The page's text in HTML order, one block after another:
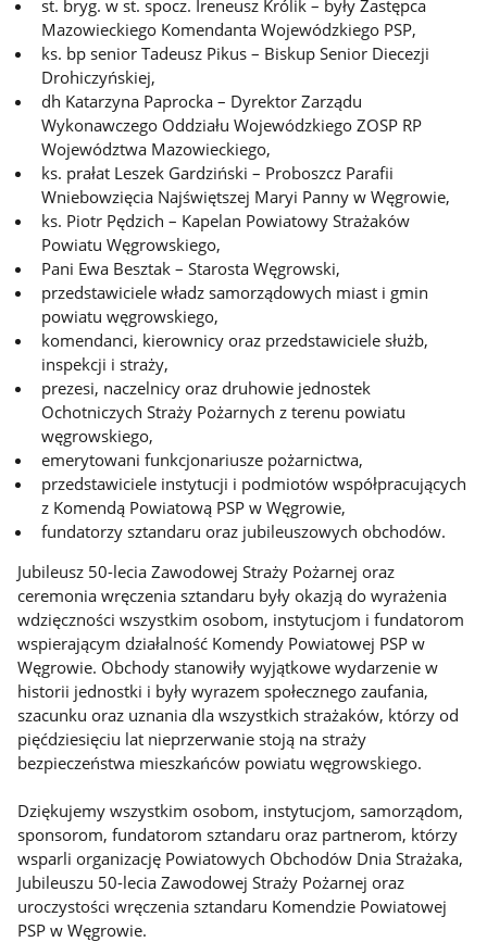
st. bryg. w st. spocz. Ireneusz Królik – były Zastępca
Mazowieckiego Komendanta Wojewódzkiego PSP,
ks. bp senior Tadeusz Pikus – Biskup Senior Diecezji
Drohiczyńskiej,
dh Katarzyna Paprocka – Dyrektor Zarządu
Wykonawczego Oddziału Wojewódzkiego ZOSP RP
Województwa Mazowieckiego,
ks. prałat Leszek Gardziński – Proboszcz Parafii
Wniebowzięcia Najświętszej Maryi Panny w Węgrowie,
ks. Piotr Pędzich – Kapelan Powiatowy Strażaków
Powiatu Węgrowskiego,
Pani Ewa Besztak – Starosta Węgrowski,
przedstawiciele władz samorządowych miast i gmin
powiatu węgrowskiego,
komendanci, kierownicy oraz przedstawiciele służb,
inspekcji i straży,
prezesi, naczelnicy oraz druhowie jednostek
Ochotniczych Straży Pożarnych z terenu powiatu
węgrowskiego,
emerytowani funkcjonariusze pożarnictwa,
przedstawiciele instytucji i podmiotów współpracujących
z Komendą Powiatową PSP w Węgrowie,
fundatorzy sztandaru oraz jubileuszowych obchodów.
Jubileusz 50-lecia Zawodowej Straży Pożarnej oraz
ceremonia wręczenia sztandaru były okazją do wyrażenia
wdzięczności wszystkim osobom, instytucjom i fundatorom
wspierającym działalność Komendy Powiatowej PSP w
Węgrowie. Obchody stanowiły wyjątkowe wydarzenie w
historii jednostki i były wyrazem społecznego zaufania,
szacunku oraz uznania dla wszystkich strażaków, którzy od
pięćdziesięciu lat nieprzerwanie stoją na straży
bezpieczeństwa mieszkańców powiatu węgrowskiego.
Dziękujemy wszystkim osobom, instytucjom, samorządom,
sponsorom, fundatorom sztandaru oraz partnerom, którzy
wsparli organizację Powiatowych Obchodów Dnia Strażaka,
Jubileuszu 50-lecia Zawodowej Straży Pożarnej oraz
uroczystości wręczenia sztandaru Komendzie Powiatowej
PSP w Węgrowie.